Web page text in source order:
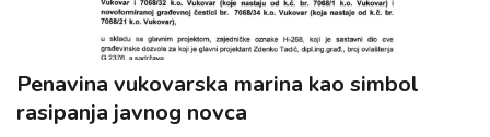
Penavina vukovarska marina kao simbol
rasipanja javnog novca